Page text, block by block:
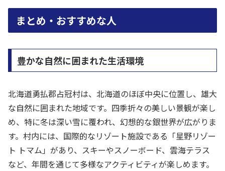
まとめ・おすすめな人
豊かな自然に囲まれた生活環境
北海道勇払郡占冠村は、北海道のほぼ中央に位置し、雄大
な自然に囲まれた地域です。四季折々の美しい景観が楽し
め、特に冬は深い雪に覆われ、幻想的な銀世界が広がりま
す。村内には、国際的なリゾート施設である「星野リゾー
ト トマム」があり、スキーやスノーボード、雲海テラス
など、年間を通じて多様なアクティビティが楽しめます。